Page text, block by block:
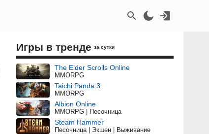
Игры в тренде за сутки
The Elder Scrolls Online
MMORPG
Taichi Panda 3
MMORPG
Albion Online
MMORPG | Песочница
Steam Hammer
Песочница | Экшен | Выживание